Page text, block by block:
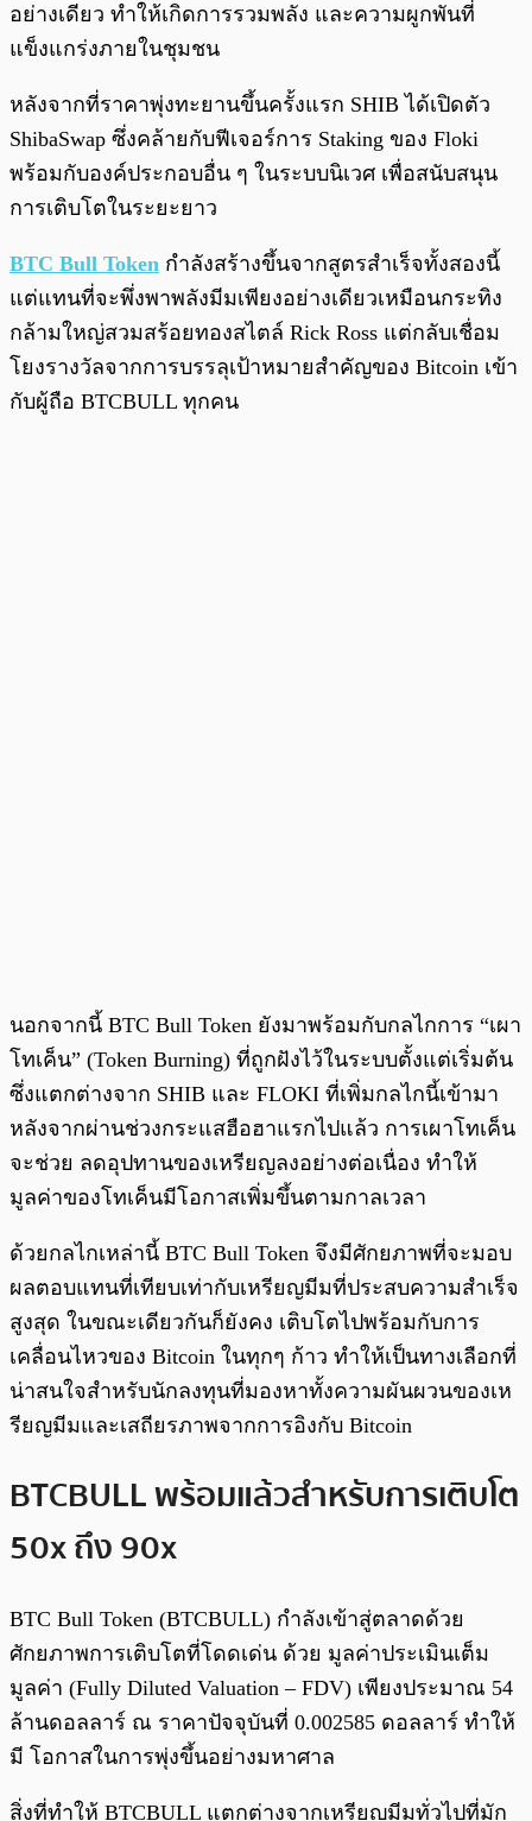
อย่างเดียว ทำให้เกิดการรวมพลัง และความผูกพันที่
แข็งแกร่งภายในชุมชน
หลังจากที่ราคาพุ่งทะยานขึ้นครั้งแรก SHIB ได้เปิดตัว
ShibaSwap ซึ่งคล้ายกับฟีเจอร์การ Staking ของ Floki
พร้อมกับองค์ประกอบอื่น ๆ ในระบบนิเวศ เพื่อสนับสนุน
การเติบโตในระยะยาว
BTC Bull Token กำลังสร้างขึ้นจากสูตรสำเร็จทั้งสองนี้
แต่แทนที่จะพึ่งพาพลังมีมเพียงอย่างเดียวเหมือนกระทิง
กล้ามใหญ่สวมสร้อยทองสไตล์ Rick Ross แต่กลับเชื่อม
โยงรางวัลจากการบรรลุเป้าหมายสำคัญของ Bitcoin เข้า
กับผู้ถือ BTCBULL ทุกคน
นอกจากนี้ BTC Bull Token ยังมาพร้อมกับกลไกการ “เผา
โทเค็น” (Token Burning) ที่ถูกฝังไว้ในระบบตั้งแต่เริ่มต้น
ซึ่งแตกต่างจาก SHIB และ FLOKI ที่เพิ่มกลไกนี้เข้ามา
หลังจากผ่านช่วงกระแสฮือฮาแรกไปแล้ว การเผาโทเค็น
จะช่วย ลดอุปทานของเหรียญลงอย่างต่อเนื่อง ทำให้
มูลค่าของโทเค็นมีโอกาสเพิ่มขึ้นตามกาลเวลา
ด้วยกลไกเหล่านี้ BTC Bull Token จึงมีศักยภาพที่จะมอบ
ผลตอบแทนที่เทียบเท่ากับเหรียญมีมที่ประสบความสำเร็จ
สูงสุด ในขณะเดียวกันก็ยังคง เติบโตไปพร้อมกับการ
เคลื่อนไหวของ Bitcoin ในทุกๆ ก้าว ทำให้เป็นทางเลือกที่
น่าสนใจสำหรับนักลงทุนที่มองหาทั้งความผันผวนของเห
รียญมีมและเสถียรภาพจากการอิงกับ Bitcoin
BTCBULL พร้อมแล้วสำหรับการเติบโต
50x ถึง 90x
BTC Bull Token (BTCBULL) กำลังเข้าสู่ตลาดด้วย
ศักยภาพการเติบโตที่โดดเด่น ด้วย มูลค่าประเมินเต็ม
มูลค่า (Fully Diluted Valuation – FDV) เพียงประมาณ 54
ล้านดอลลาร์ ณ ราคาปัจจุบันที่ 0.002585 ดอลลาร์ ทำให้
มี โอกาสในการพุ่งขึ้นอย่างมหาศาล
สิ่งที่ทำให้ BTCBULL แตกต่างจากเหรียญมีมทั่วไปที่มัก